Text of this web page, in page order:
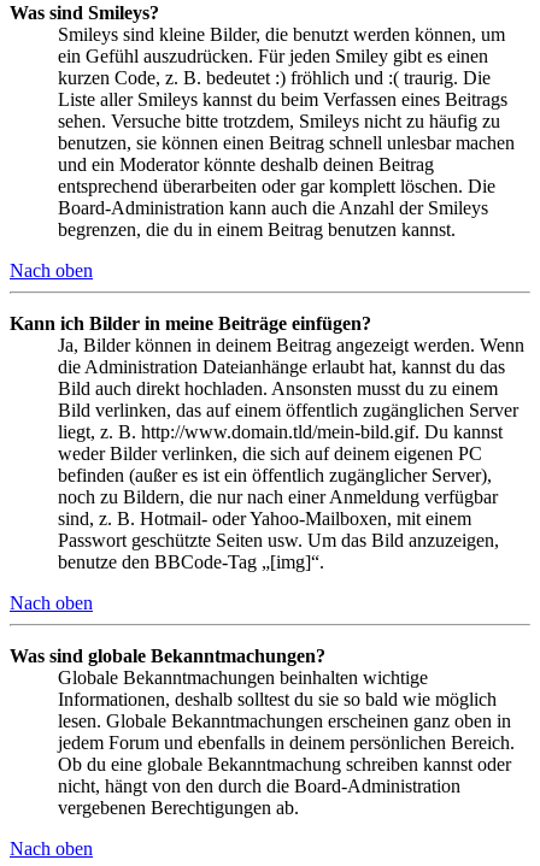
Was sind Smileys?
Smileys sind kleine Bilder, die benutzt werden können, um
ein Gefühl auszudrücken. Für jeden Smiley gibt es einen
kurzen Code, z. B. bedeutet :) fröhlich und :( traurig. Die
Liste aller Smileys kannst du beim Verfassen eines Beitrags
sehen. Versuche bitte trotzdem, Smileys nicht zu häufig zu
benutzen, sie können einen Beitrag schnell unlesbar machen
und ein Moderator könnte deshalb deinen Beitrag
entsprechend überarbeiten oder gar komplett löschen. Die
Board-Administration kann auch die Anzahl der Smileys
begrenzen, die du in einem Beitrag benutzen kannst.
Nach oben
Kann ich Bilder in meine Beiträge einfügen?
Ja, Bilder können in deinem Beitrag angezeigt werden. Wenn
die Administration Dateianhänge erlaubt hat, kannst du das
Bild auch direkt hochladen. Ansonsten musst du zu einem
Bild verlinken, das auf einem öffentlich zugänglichen Server
liegt, z. B. http://www.domain.tld/mein-bild.gif. Du kannst
weder Bilder verlinken, die sich auf deinem eigenen PC
befinden (außer es ist ein öffentlich zugänglicher Server),
noch zu Bildern, die nur nach einer Anmeldung verfügbar
sind, z. B. Hotmail- oder Yahoo-Mailboxen, mit einem
Passwort geschützte Seiten usw. Um das Bild anzuzeigen,
benutze den BBCode-Tag „[img]“.
Nach oben
Was sind globale Bekanntmachungen?
Globale Bekanntmachungen beinhalten wichtige
Informationen, deshalb solltest du sie so bald wie möglich
lesen. Globale Bekanntmachungen erscheinen ganz oben in
jedem Forum und ebenfalls in deinem persönlichen Bereich.
Ob du eine globale Bekanntmachung schreiben kannst oder
nicht, hängt von den durch die Board-Administration
vergebenen Berechtigungen ab.
Nach oben